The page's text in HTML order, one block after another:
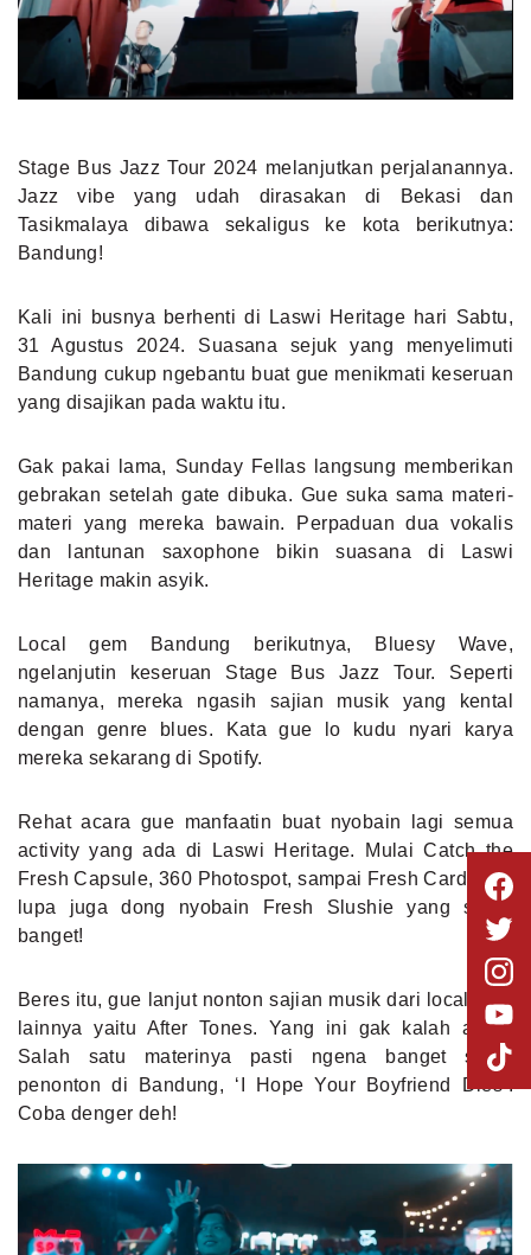
Stage Bus Jazz Tour 2024 melanjutkan perjalanannya.
Jazz vibe yang udah dirasakan di Bekasi dan
Tasikmalaya dibawa sekaligus ke kota berikutnya:
Bandung!
Kali ini busnya berhenti di Laswi Heritage hari Sabtu,
31 Agustus 2024. Suasana sejuk yang menyelimuti
Bandung cukup ngebantu buat gue menikmati keseruan
yang disajikan pada waktu itu.
Gak pakai lama, Sunday Fellas langsung memberikan
gebrakan setelah gate dibuka. Gue suka sama materi-
materi yang mereka bawain. Perpaduan dua vokalis
dan lantunan saxophone bikin suasana di Laswi
Heritage makin asyik.
Local gem Bandung berikutnya, Bluesy Wave,
ngelanjutin keseruan Stage Bus Jazz Tour. Seperti
namanya, mereka ngasih sajian musik yang kental
dengan genre blues. Kata gue lo kudu nyari karya
mereka sekarang di Spotify.
Rehat acara gue manfaatin buat nyobain lagi semua
activity yang ada di Laswi Heritage. Mulai Catch the
Fresh Capsule, 360 Photospot, sampai Fresh Card. Gak
lupa juga dong nyobain Fresh Slushie yang seger
banget!
Beres itu, gue lanjut nonton sajian musik dari local gem
lainnya yaitu After Tones. Yang ini gak kalah asyik.
Salah satu materinya pasti ngena banget sama
penonton di Bandung, ‘I Hope Your Boyfriend Dies’.
Coba denger deh!